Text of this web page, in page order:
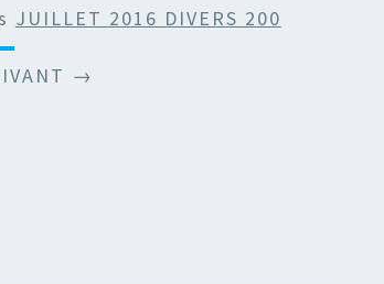
JUILLET 2016 DIVERS 200
→